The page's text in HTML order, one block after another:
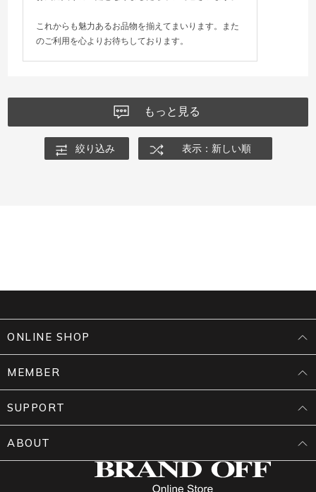
これからも魅力あるお品物を揃えてまいります。また
のご利用を心よりお待ちしております。
もっと見る
絞り込み 表示：新しい順
ONLINE SHOP
MEMBER
SUPPORT
ABOUT